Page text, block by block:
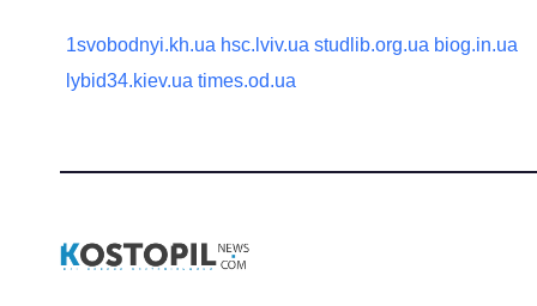
1svobodnyi.kh.ua hsc.lviv.ua studlib.org.ua biog.in.ua
lybid34.kiev.ua times.od.ua